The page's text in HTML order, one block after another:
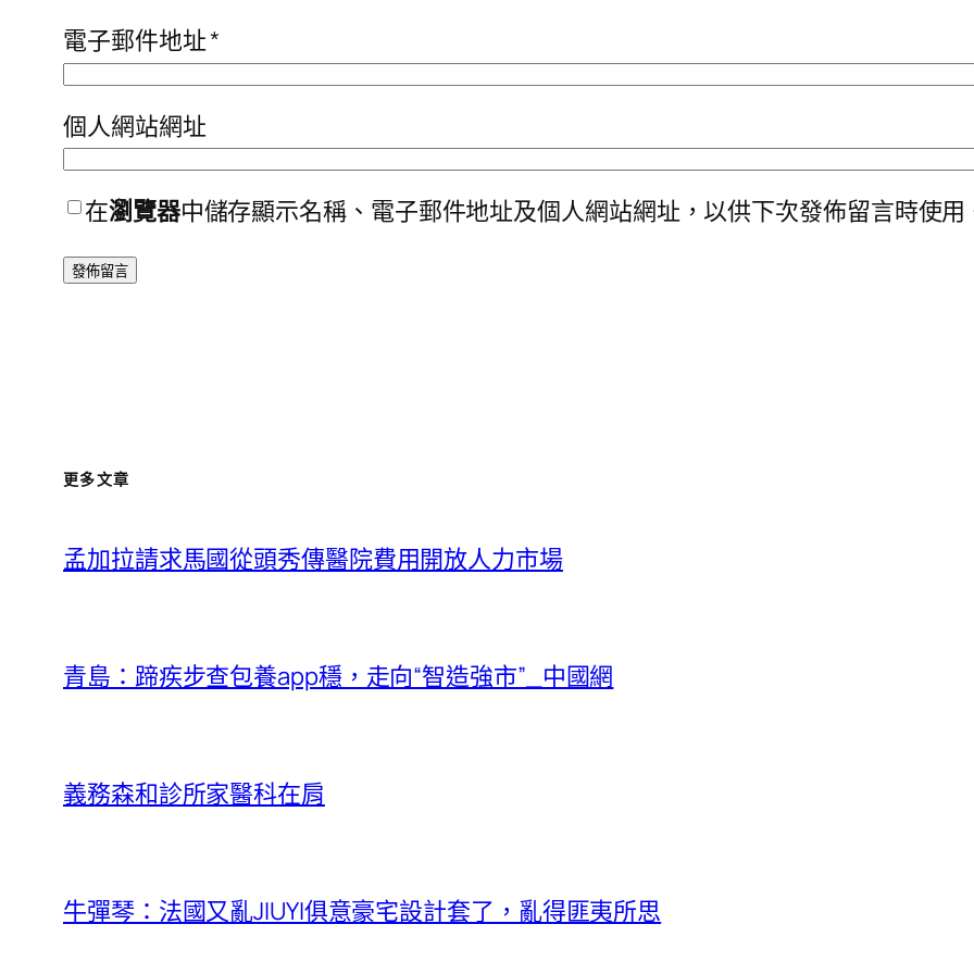
電子郵件地址*
個人網站網址
在瀏覽器中儲存顯示名稱、電子郵件地址及個人網站網址，以供下次發佈留言時使用
更多文章
孟加拉請求馬國從頭秀傳醫院費用開放人力市場
青島：蹄疾步查包養app穩，走向“智造強市”_中國網
義務森和診所家醫科在肩
牛彈琴：法國又亂JIUYI俱意豪宅設計套了，亂得匪夷所思